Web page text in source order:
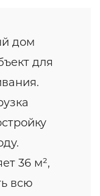
дом
для
36 м²,
всю